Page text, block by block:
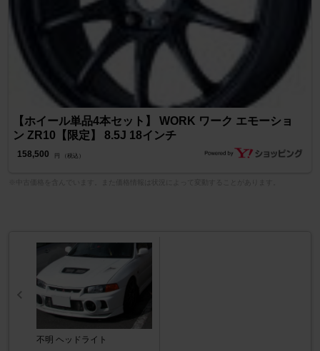
【ホイール単品4本セット】 WORK ワーク エモーショ
ン ZR10【限定】 8.5J 18インチ
158,500 円 （税込）
不明 ヘッドライト